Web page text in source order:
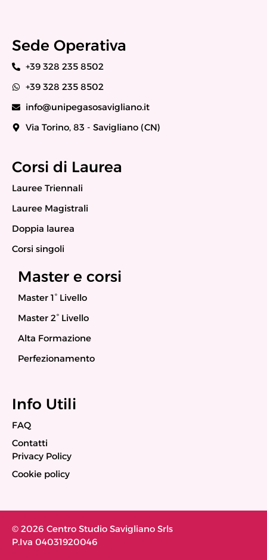
Sede Operativa
+39 328 235 8502
+39 328 235 8502
info@unipegasosavigliano.it
Via Torino, 83 - Savigliano (CN)
Corsi di Laurea
Lauree Triennali
Lauree Magistrali
Doppia laurea
Corsi singoli
Master e corsi
Master 1° Livello
Master 2° Livello
Alta Formazione
Perfezionamento
Info Utili
FAQ
Contatti
Privacy Policy
Cookie policy
© 2026 Centro Studio Savigliano Srls
P.Iva 04031920046